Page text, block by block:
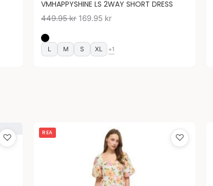
VMHAPPYSHINE LS 2WAY SHORT DRESS
449.95kr 169.95 kr
L M S XL +1
♡ ♡
REA
ursprungliga
699.95 kr.
Det
nuvarande
priset
är:
369.95 kr.